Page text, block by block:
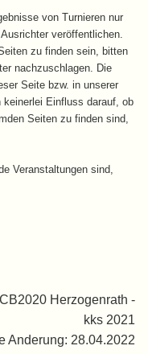
von Turnieren nur
veröffentlichen.
zu finden sein, bitten
nachzuschlagen. Die
Seite bzw. in unserer
Einfluss darauf, ob
Seiten zu finden sind,
Veranstaltungen sind,
Herzogenrath -
kks 2021
Anderung: 28.04.2022